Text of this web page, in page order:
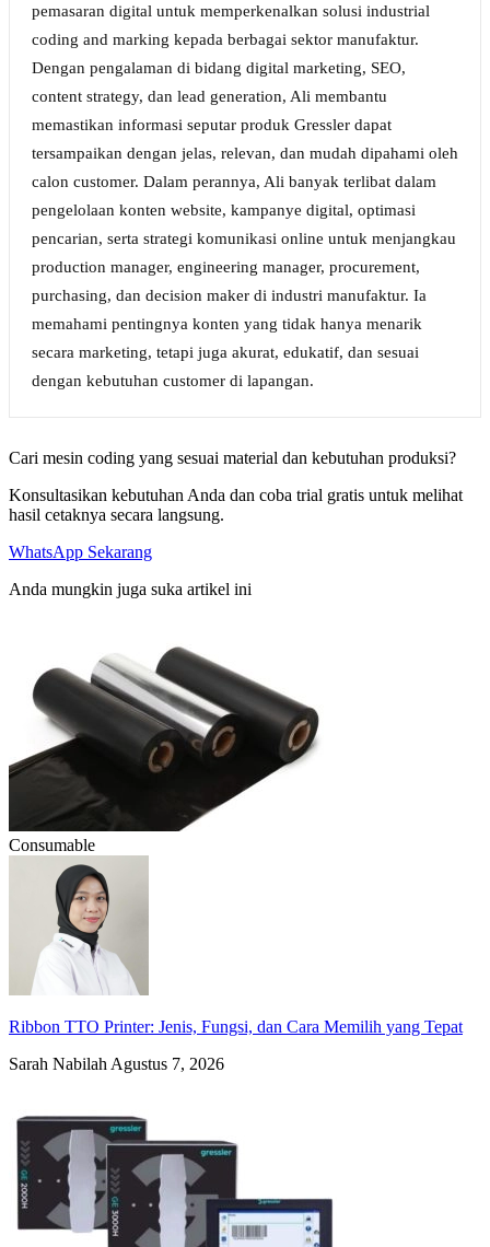
pemasaran digital untuk memperkenalkan solusi industrial
coding and marking kepada berbagai sektor manufaktur.
Dengan pengalaman di bidang digital marketing, SEO,
content strategy, dan lead generation, Ali membantu
memastikan informasi seputar produk Gressler dapat
tersampaikan dengan jelas, relevan, dan mudah dipahami oleh
calon customer. Dalam perannya, Ali banyak terlibat dalam
pengelolaan konten website, kampanye digital, optimasi
pencarian, serta strategi komunikasi online untuk menjangkau
production manager, engineering manager, procurement,
purchasing, dan decision maker di industri manufaktur. Ia
memahami pentingnya konten yang tidak hanya menarik
secara marketing, tetapi juga akurat, edukatif, dan sesuai
dengan kebutuhan customer di lapangan.
Cari mesin coding yang sesuai material dan kebutuhan produksi?
Konsultasikan kebutuhan Anda dan coba trial gratis untuk melihat
hasil cetaknya secara langsung.
WhatsApp Sekarang
Anda mungkin juga suka artikel ini
Consumable
Ribbon TTO Printer: Jenis, Fungsi, dan Cara Memilih yang Tepat
Sarah Nabilah Agustus 7, 2026